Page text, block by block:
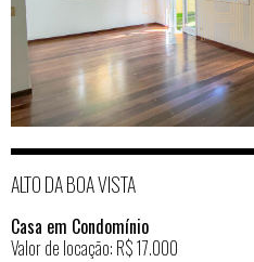
ALTO DA BOA VISTA
Casa em Condomínio
Valor de locação: R$ 17.000